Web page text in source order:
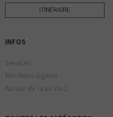
ITINÉRAIRE
INFOS
Services
Mentions légales
Autour de Gran Via 2